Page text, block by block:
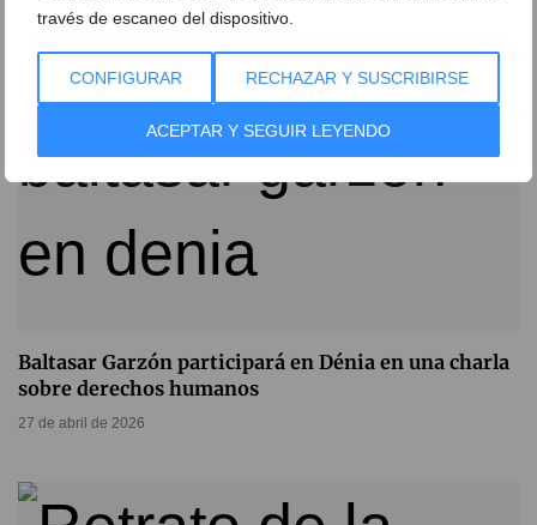
través de escaneo del dispositivo.
CONFIGURAR RECHAZAR Y SUSCRIBIRSE
ACEPTAR Y SEGUIR LEYENDO
Baltasar Garzón participará en Dénia en una charla
sobre derechos humanos
27 de abril de 2026